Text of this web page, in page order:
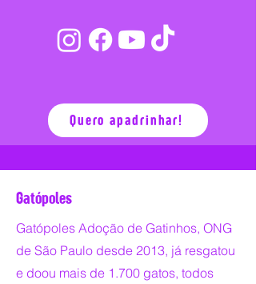
Quero apadrinhar!
Gatópoles
Gatópoles Adoção de Gatinhos, ONG
de São Paulo desde 2013, já resgatou
e doou mais de 1.700 gatos, todos